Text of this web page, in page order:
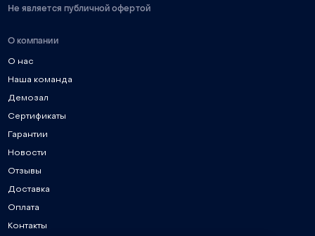
Не является публичной офертой
О компании
О нас
Наша команда
Демозал
Сертификаты
Гарантии
Новости
Отзывы
Доставка
Оплата
Контакты